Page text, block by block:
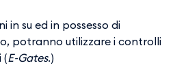
in su ed in possesso di
potranno utilizzare i controlli
(E-Gates.)